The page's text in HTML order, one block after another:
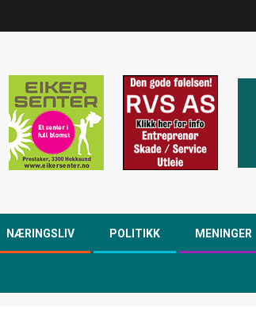
NÆRINGSLIV POLITIKK MENINGER